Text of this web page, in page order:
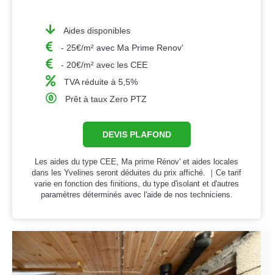
Aides disponibles
- 25€/m² avec Ma Prime Renov'
- 20€/m² avec les CEE
TVA réduite à 5,5%
Prêt à taux Zero PTZ
DEVIS PLAFOND
Les aides du type CEE, Ma prime Rénov' et aides locales
dans les Yvelines seront déduites du prix affiché. ｜Ce tarif
varie en fonction des finitions, du type d'isolant et d'autres
paramètres déterminés avec l'aide de nos techniciens.